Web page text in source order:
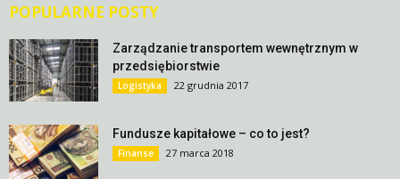
POPULARNE POSTY
Zarządzanie transportem wewnętrznym w
przedsiębiorstwie
Logistyka 22 grudnia 2017
Fundusze kapitałowe – co to jest?
Finanse 27 marca 2018